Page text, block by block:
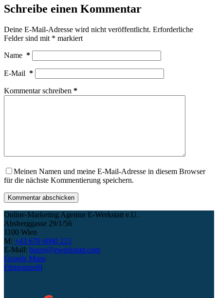
Schreibe einen Kommentar
Deine E-Mail-Adresse wird nicht veröffentlicht. Erforderliche
Felder sind mit * markiert
Name *
E-Mail *
Kommentar schreiben *
Meinen Namen und meine E-Mail-Adresse in diesem Browser
für die nächste Kommentierung speichern.
Kommentar abschicken
Online-Marketing Agentur E-Werkstatt e.U.
Absberggasse 29/1/56
1100 Wien
M: +43 670 6060 215
E-Mail: buero@ewerkstatt.com
Google Maps
Firmenprofil